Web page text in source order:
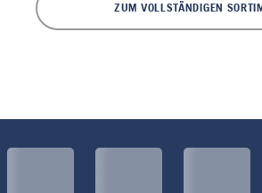
ZUM VOLLSTÄNDIGEN